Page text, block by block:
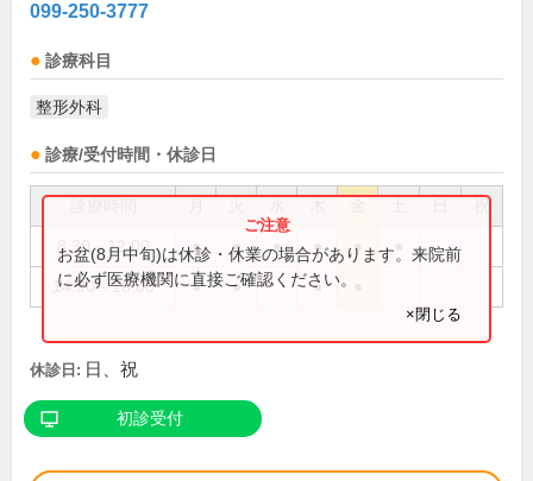
099-250-3777
診療科目
整形外科
診療/受付時間・休診日
祝
8:30～12:00 ● ● ● ● ●
14:30～18:00 ● ● ●
お盆(8月中旬)は休診・休業の場合があります。来院前
に必ず医療機関に直接ご確認ください。
×閉じる
休診日: 日、祝
初診受付